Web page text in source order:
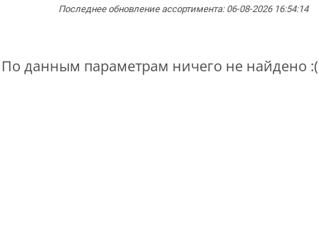
Последнее обновление ассортимента: 06-08-2026 16:54:14
По данным параметрам ничего не найдено :(